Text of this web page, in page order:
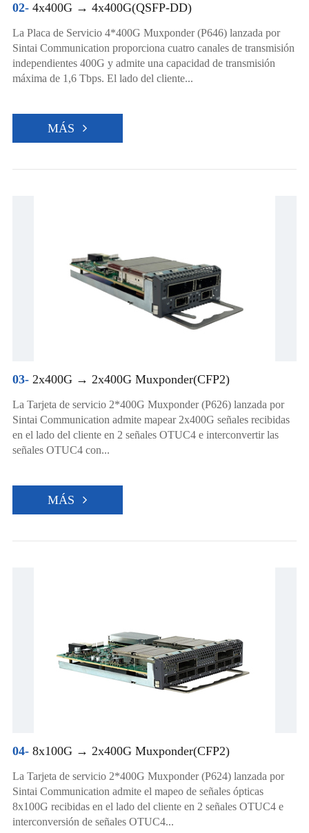
02-4x400G → 4x400G(QSFP-DD)
La Placa de Servicio 4*400G Muxponder (P646) lanzada por
Sintai Communication proporciona cuatro canales de transmisión
independientes 400G y admite una capacidad de transmisión
máxima de 1,6 Tbps. El lado del cliente...
MÁS
03-2x400G → 2x400G Muxponder(CFP2)
La Tarjeta de servicio 2*400G Muxponder (P626) lanzada por
Sintai Communication admite mapear 2x400G señales recibidas
en el lado del cliente en 2 señales OTUC4 e interconvertir las
señales OTUC4 con...
MÁS
04-8x100G → 2x400G Muxponder(CFP2)
La Tarjeta de servicio 2*400G Muxponder (P624) lanzada por
Sintai Communication admite el mapeo de señales ópticas
8x100G recibidas en el lado del cliente en 2 señales OTUC4 e
interconversión de señales OTUC4...